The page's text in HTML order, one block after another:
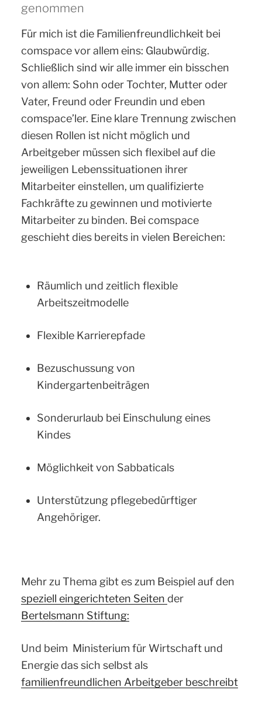
genommen
Für mich ist die Familienfreundlichkeit bei
comspace vor allem eins: Glaubwürdig.
Schließlich sind wir alle immer ein bisschen
von allem: Sohn oder Tochter, Mutter oder
Vater, Freund oder Freundin und eben
comspace’ler. Eine klare Trennung zwischen
diesen Rollen ist nicht möglich und
Arbeitgeber müssen sich flexibel auf die
jeweiligen Lebenssituationen ihrer
Mitarbeiter einstellen, um qualifizierte
Fachkräfte zu gewinnen und motivierte
Mitarbeiter zu binden. Bei comspace
geschieht dies bereits in vielen Bereichen:
Räumlich und zeitlich flexible
Arbeitszeitmodelle
Flexible Karrierepfade
Bezuschussung von
Kindergartenbeiträgen
Sonderurlaub bei Einschulung eines
Kindes
Möglichkeit von Sabbaticals
Unterstützung pflegebedürftiger
Angehöriger.
Mehr zu Thema gibt es zum Beispiel auf den
speziell eingerichteten Seiten der
Bertelsmann Stiftung:
Und beim Ministerium für Wirtschaft und
Energie das sich selbst als
familienfreundlichen Arbeitgeber beschreibt